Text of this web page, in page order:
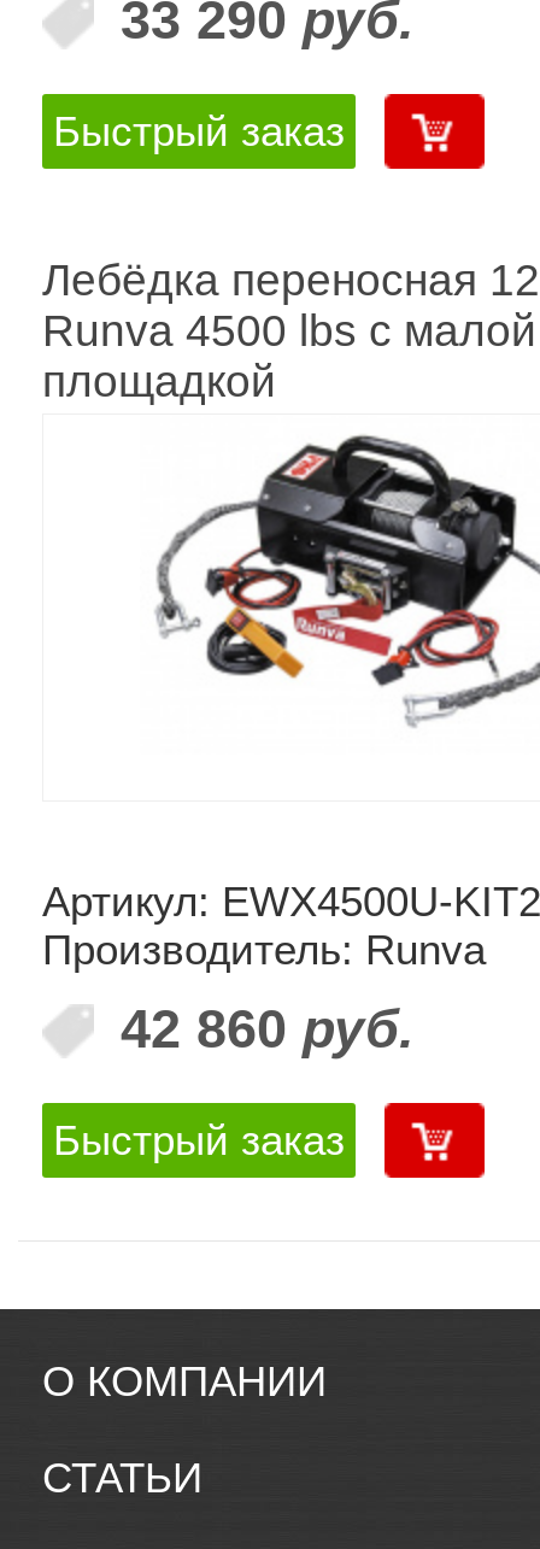
33 290 руб.
Быстрый заказ
Лебёдка переносная
Runva 4500 lbs с малой
площадкой
Артикул: EWX4500U-KIT2
Производитель: Runva
42 860 руб.
Быстрый заказ
О КОМПАНИИ
СТАТЬИ